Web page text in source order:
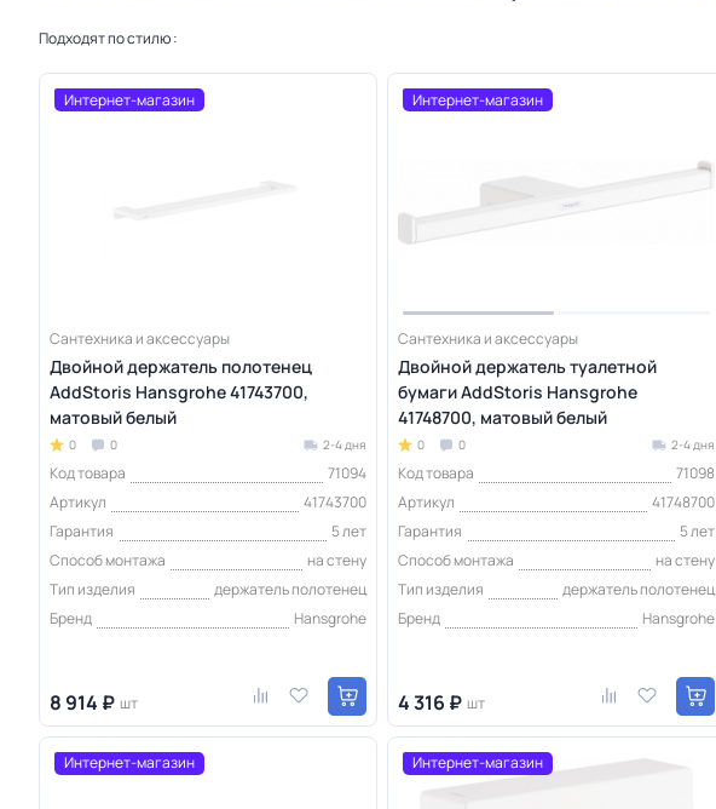
Подходят по стилю :
Интернет-магазин
Сантехника и аксессуары
Двойной держатель полотенец
AddStoris Hansgrohe 41743700,
матовый белый
0 0 2-4 дня
Код товара
71094
Артикул
41743700
Гарантия
5 лет
Способ монтажа
на стену
Тип изделия
держатель полотенец
Бренд
Hansgrohe
8 914 ₽ шт
Интернет-магазин
Сантехника и аксессуары
Двойной держатель туалетной
бумаги AddStoris Hansgrohe
41748700, матовый белый
0 0 2-4 дня
Код товара
71098
Артикул
41748700
Гарантия
5 лет
Способ монтажа
на стену
Тип изделия
держатель полотенец
Бренд
Hansgrohe
4 316 ₽ шт
Интернет-магазин Интернет-магазин